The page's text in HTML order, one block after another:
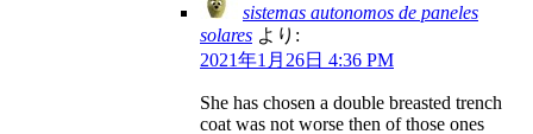
sistemas autonomos de paneles
solares より:
2021年1月26日 4:36 PM
She has chosen a double breasted trench
coat was not worse then of those ones